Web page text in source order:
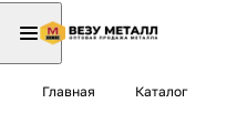
Главная Каталог